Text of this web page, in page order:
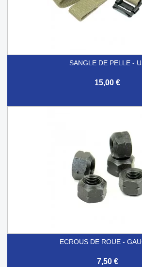
SANGLE DE PELLE -
15,00 €
ECROUS DE ROUE -
7,50 €